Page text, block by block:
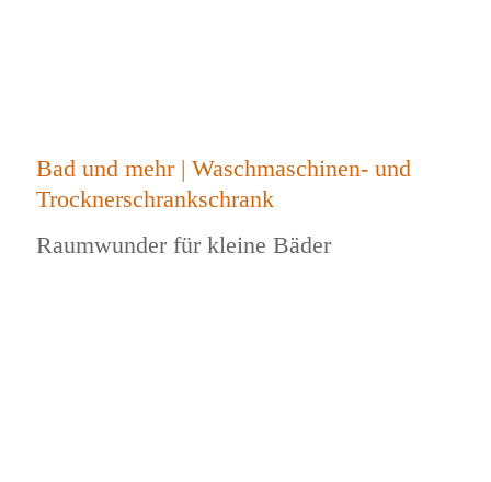
Bad und mehr | Waschmaschinen- und
Trocknerschrankschrank
Raumwunder für kleine Bäder